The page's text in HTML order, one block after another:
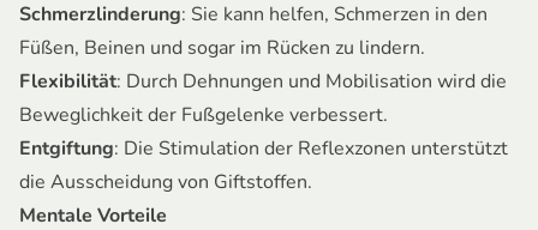
Schmerzlinderung: Sie kann helfen, Schmerzen in den
Füßen, Beinen und sogar im Rücken zu lindern.
Flexibilität: Durch Dehnungen und Mobilisation wird die
Beweglichkeit der Fußgelenke verbessert.
Entgiftung: Die Stimulation der Reflexzonen unterstützt
die Ausscheidung von Giftstoffen.
Mentale Vorteile